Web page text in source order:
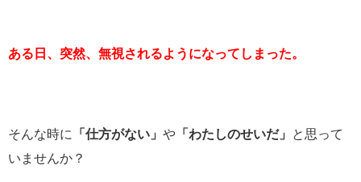
ある日、突然、無視されるようになってしまった。
そんな時に 「仕方がない」 や 「わたしのせいだ」
と思って
いませんか？